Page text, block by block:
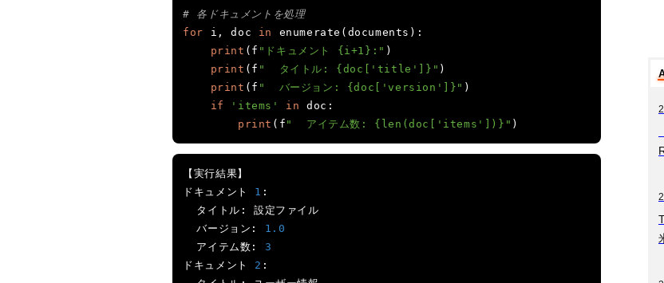
# 各ドキュメントを処理
for i , doc in enumerate ( documents ):
print ( f "ドキュメント {i+1}:" )
print ( f "  タイトル: {doc['title']}" )
print ( f "  バージョン: {doc['version']}" )
if
'items' in doc :
print ( f "  アイテム数: {len(doc['items'])}" )
【実行結果】
ドキュメント
1 :
タイトル:
設定ファイル
バージョン:
1.0
アイテム数:
3
ドキュメント
2 :
索してRichの表に表
示するCLIを作って
るツールを作ってみ
ディベートとは？意